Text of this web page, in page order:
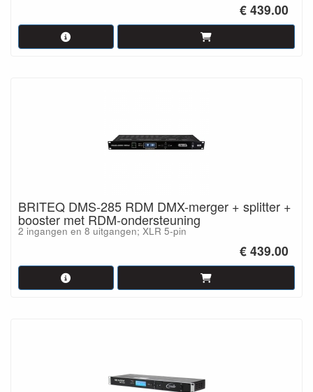
€ 439.00
BRITEQ DMS-285 RDM DMX-merger + splitter +
booster met RDM-ondersteuning
2 ingangen en 8 uitgangen; XLR 5-pin
€ 439.00